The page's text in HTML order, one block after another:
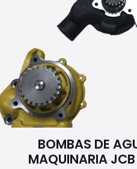
BOMBAS DE
MAQUINARIA